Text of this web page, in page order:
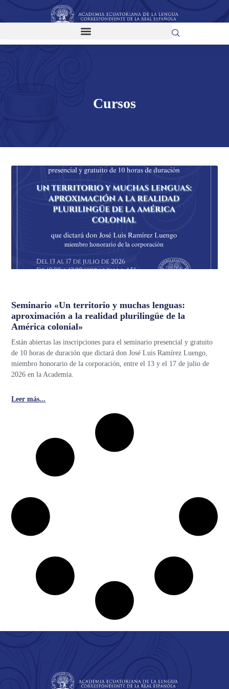
Cursos
Seminario «Un territorio y muchas lenguas:
aproximación a la realidad plurilingüe de la
América colonial»
Están abiertas las inscripciones para el seminario presencial y gratuito
de 10 horas de duración que dictará don José Luis Ramírez Luengo,
miembro honorario de la corporación, entre el 13 y el 17 de julio de
2026 en la Academia.
Leer más...